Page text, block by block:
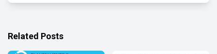
Related Posts